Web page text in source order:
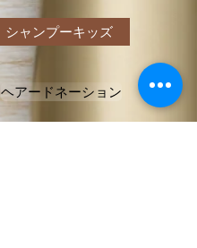
シャンプーキッズ
ヘアードネーション